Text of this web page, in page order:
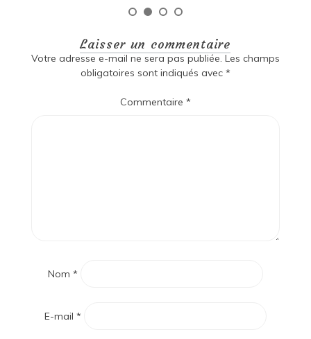
Laisser un commentaire
Votre adresse e-mail ne sera pas publiée. Les champs
obligatoires sont indiqués avec *
Commentaire *
Nom *
E-mail *